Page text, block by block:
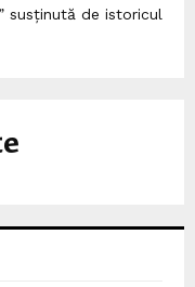
susținută de istoricul